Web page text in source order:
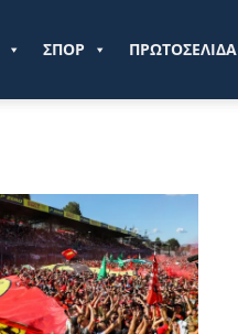
ΣΠΟΡ ΠΡΩΤΟΣΕΛΙΔΑ